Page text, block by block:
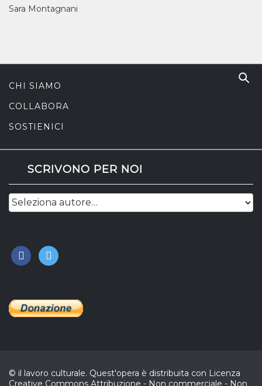
Sara Montagnani
CHI SIAMO
COLLABORA
SOSTIENICI
SCRIVONO PER NOI
facebook
twitter
© il lavoro culturale. Quest'opera è distribuita con Licenza
Creative Commons Attribuzione - Non commerciale - Non